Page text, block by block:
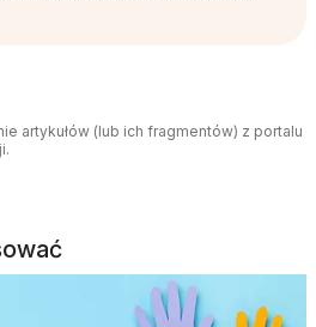
artykułów (lub ich fragmentów) z portalu